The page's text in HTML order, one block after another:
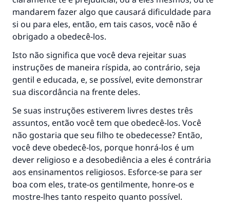
mandarem fazer algo que causará dificuldade para
si ou para eles, então, em tais casos, você não é
obrigado a obedecê-los.
Isto não significa que você deva rejeitar suas
instruções de maneira ríspida, ao contrário, seja
gentil e educada, e, se possível, evite demonstrar
sua discordância na frente deles.
Se suas instruções estiverem livres destes três
assuntos, então você tem que obedecê-los. Você
não gostaria que seu filho te obedecesse? Então,
você deve obedecê-los, porque honrá-los é um
dever religioso e a desobediência a eles é contrária
aos ensinamentos religiosos. Esforce-se para ser
boa com eles, trate-os gentilmente, honre-os e
mostre-lhes tanto respeito quanto possível.
CONTRIBUIR